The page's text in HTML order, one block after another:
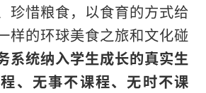
珍惜粮食，以食育的方式给
样的环球美食之旅和文化碰
系统纳入学生成长的真实生
、无事不课程、无时不课